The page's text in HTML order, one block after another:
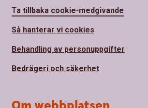
Ta tillbaka cookie-medgivande
Så hanterar vi cookies
Behandling av personuppgifter
Bedrägeri och säkerhet